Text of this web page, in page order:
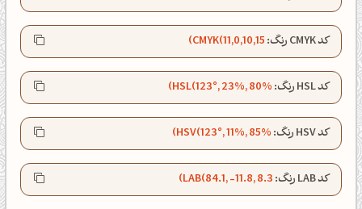
کد CMYK رنگ: CMYK(11,0,10,15)
کد HSL رنگ: HSL(123°, 23%, 80%)
کد HSV رنگ: HSV(123°, 11%, 85%)
کد LAB رنگ: LAB(84.1, -11.8, 8.3)
صبحت بخیر❤️
کپل‌آرت رو دنبال کن!
کانال تلگرام
کانال ایــتا